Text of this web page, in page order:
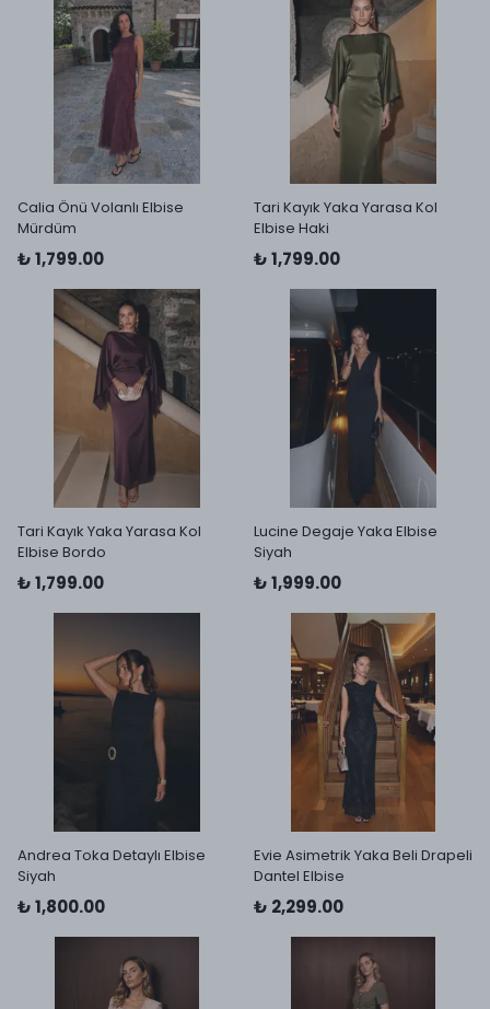
Calia Önü Volanlı Elbise
Mürdüm
₺ 1,799.00
Tari Kayık Yaka Yarasa Kol
Elbise Haki
₺ 1,799.00
Tari Kayık Yaka Yarasa Kol
Elbise Bordo
₺ 1,799.00
Lucine Degaje Yaka Elbise
Siyah
₺ 1,999.00
Andrea Toka Detaylı Elbise
Siyah
₺ 1,800.00
Evie Asimetrik Yaka Beli Drapeli
Dantel Elbise
₺ 2,299.00